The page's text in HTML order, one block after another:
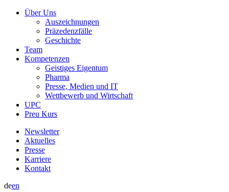
Über Uns
Auszeichnungen
Präzedenzfälle
Geschichte
Team
Kompetenzen
Geistiges Eigentum
Pharma
Presse, Medien und IT
Wettbewerb und Wirtschaft
UPC
Preu Kurs
Newsletter
Aktuelles
Presse
Karriere
Kontakt
deen